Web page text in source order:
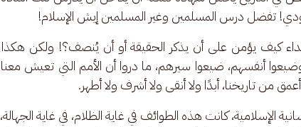
تفضل درس المسلمين وغير المسلمين إيش الإسلام!
كيف يؤمن على أن يذكر الحقيقة أو أن يُنصف؟! ولكن هكذا
أنفسهم، ضيعوا سيرهم، ما دروا أن الأمم التي تعيش معنا
من تاريخنا، أبدًا ولا أنقى ولا أشرف ولا أطهر.
الإسلامية، كانت هذه الطوائف في غاية الظلام، في غاية الجهالة،